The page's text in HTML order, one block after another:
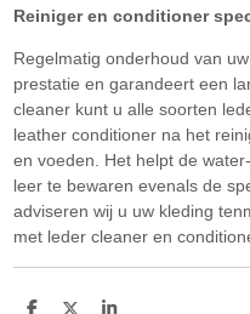
Reiniger en conditioner
Regelmatig onderhoud van
prestatie en garandeert een
cleaner kunt u alle soorten
leather conditioner na het
en voeden. Het helpt de
leer te bewaren evenals de
adviseren wij u uw kleding
met leder cleaner en